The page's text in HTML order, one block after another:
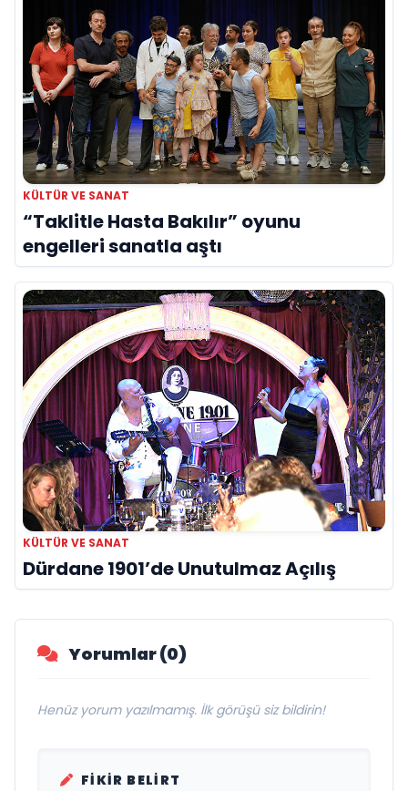
KÜLTÜR VE SANAT
“Taklitle Hasta Bakılır” oyunu
engelleri sanatla aştı
KÜLTÜR VE SANAT
Dürdane 1901’de Unutulmaz Açılış
Yorumlar (0)
Henüz yorum yazılmamış. İlk görüşü siz bildirin!
FIKIR BELIRT